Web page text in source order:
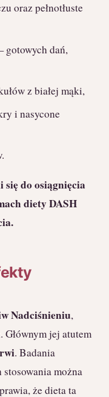
oraz pełnotłuste
dań,
z białej mąki,
i nasycone
do osiągnięcia
diety DASH
Nadciśnieniu,
jej atutem
. Badania
można
że dieta ta